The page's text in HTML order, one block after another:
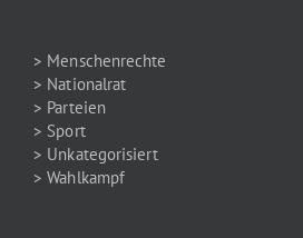
> Menschenrechte
> Nationalrat
> Parteien
> Sport
> Unkategorisiert
> Wahlkampf